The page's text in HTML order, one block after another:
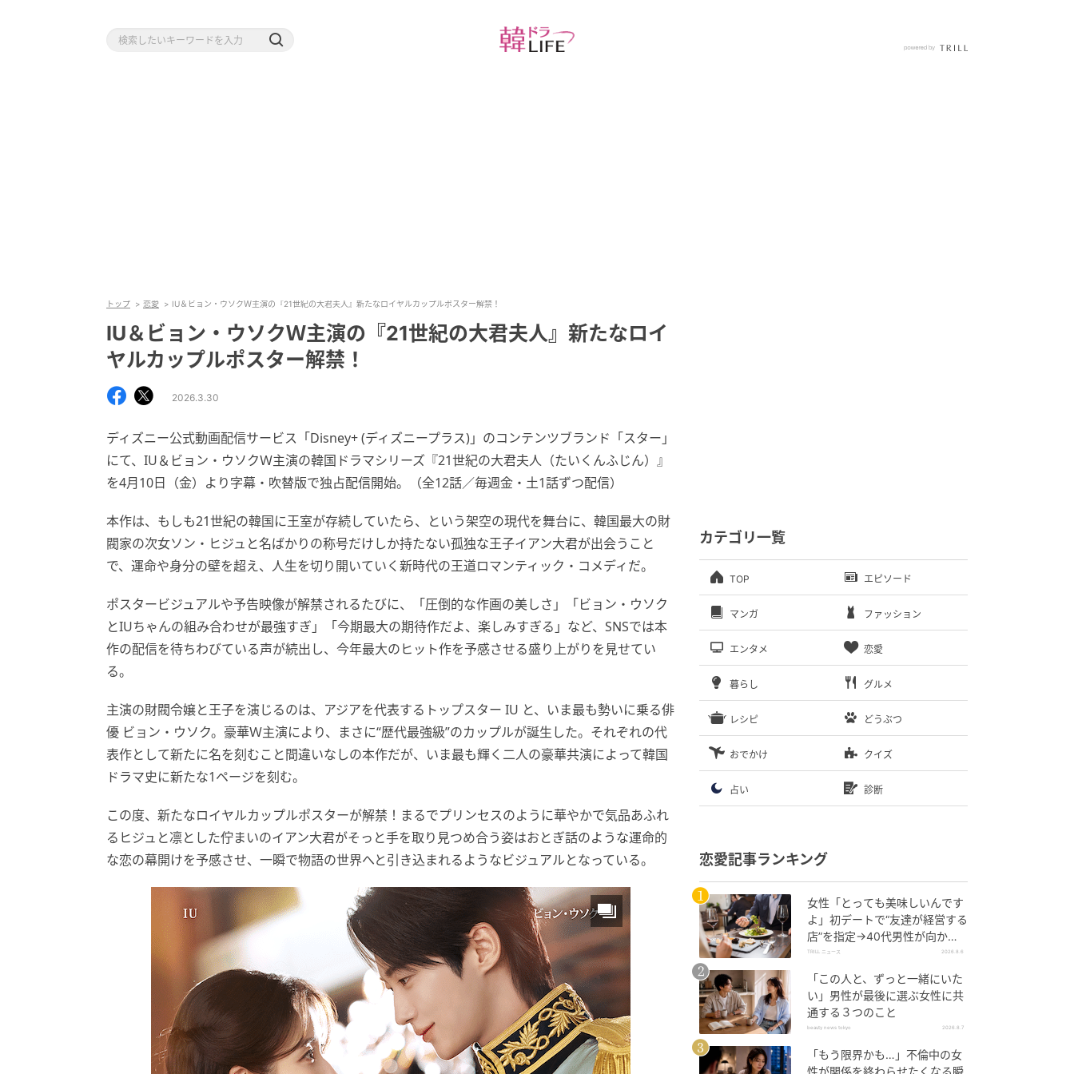
トップ 恋愛 IU＆ビョン・ウソクＷ主演の『21世紀の大君夫人』新たなロイヤルカップルポスター解禁！
IU＆ビョン・ウソクＷ主演の『21世紀の大君夫人』新たなロイ
ヤルカップルポスター解禁！
2026.3.30
ディズニー公式動画配信サービス「Disney+ (ディズニープラス)」のコンテンツブランド「スター」
にて、IU＆ビョン・ウソクＷ主演の韓国ドラマシリーズ『21世紀の大君夫人（たいくんふじん）』
を4月10日（金）より字幕・吹替版で独占配信開始。（全12話／毎週金・土1話ずつ配信）
本作は、もしも21世紀の韓国に王室が存続していたら、という架空の現代を舞台に、韓国最大の財
閥家の次女ソン・ヒジュと名ばかりの称号だけしか持たない孤独な王子イアン大君が出会うこと
で、運命や身分の壁を超え、人生を切り開いていく新時代の王道ロマンティック・コメディだ。
ポスタービジュアルや予告映像が解禁されるたびに、「圧倒的な作画の美しさ」「ビョン・ウソク
とIUちゃんの組み合わせが最強すぎ」「今期最大の期待作だよ、楽しみすぎる」など、SNSでは本
作の配信を待ちわびている声が続出し、今年最大のヒット作を予感させる盛り上がりを見せてい
る。
主演の財閥令嬢と王子を演じるのは、アジアを代表するトップスター IU と、いま最も勢いに乗る俳
優 ビョン・ウソク。豪華Ｗ主演により、まさに“歴代最強級”のカップルが誕生した。それぞれの代
表作として新たに名を刻むこと間違いなしの本作だが、いま最も輝く二人の豪華共演によって韓国
ドラマ史に新たな1ページを刻む。
この度、新たなロイヤルカップルポスターが解禁！まるでプリンセスのように華やかで気品あふれ
るヒジュと凛とした佇まいのイアン大君がそっと手を取り見つめ合う姿はおとぎ話のような運命的
な恋の幕開けを予感させ、一瞬で物語の世界へと引き込まれるようなビジュアルとなっている。
カテゴリ一覧
TOP エピソード
マンガ ファッション
エンタメ 恋愛
暮らし グルメ
レシピ どうぶつ
おでかけ クイズ
占い 診断
恋愛記事ランキング
女性「とっても美味しいんです
よ」初デートで“友達が経営する
店”を指定→40代男性が向かう
が…待ち受けていた“悲惨な結
TRILL ニュース 2026.8.6
「この人と、ずっと一緒にいた
い」男性が最後に選ぶ女性に共
通する３つのこと
beauty news tokyo 2026.8.7
「もう限界かも…」不倫中の女
性が関係を終わらせたくなる瞬